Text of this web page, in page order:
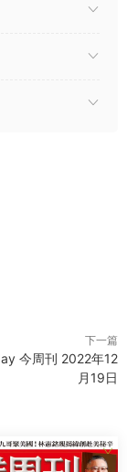
下一篇
今周刊 2022年12
月19日